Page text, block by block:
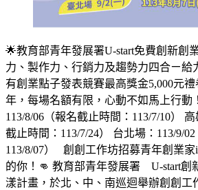
🌟教育部青年發展署U-start免費創新創
力、製作力、行銷力及趨勢力四合ㄧ給
有創業點子發表競賽最高獎金5,000元
年，每場名額有限，心動不如馬上行動
113/8/06（報名截止時間：113/7/10）
截止時間：113/7/24） 台北場：113/9/
113/8/07） 創創工作坊招募青年創業
的你！👊 教育部青年發展署 U-start創
漾計畫，於北、中、南巡迴舉辦創創工